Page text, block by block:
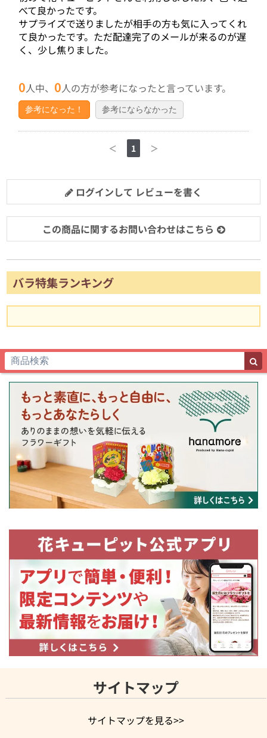
べて良かったです。
サプライズで送りましたが相手の方も気に入ってくれ
て良かったです。ただ配達完了のメールが来るのが遅
く、少し焦りました。
0人中、0人の方が参考になったと言っています。
参考になった！ 参考にならなかった
＜ 1 ＞
ログインして レビューを書く
この商品に関するお問い合わせはこちら
バラ特集ランキング
サイトマップ
サイトマップを見る>>